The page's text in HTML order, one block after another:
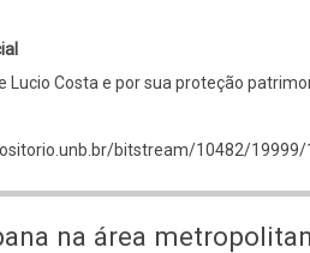
Lucio Costa e por sua proteção
bitstream/10482/
na área